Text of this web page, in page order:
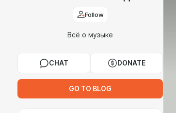
Follow
Всё о музыке
CHAT DONATE
GO TO BLOG